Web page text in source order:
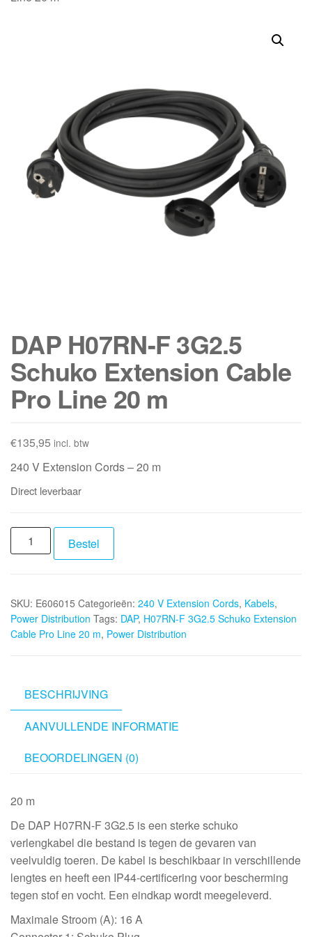
DAP H07RN-F 3G2.5
Schuko Extension Cable
Pro Line 20 m
€135,95 incl. btw
240 V Extension Cords – 20 m
Direct leverbaar
DAP
H07RN-
Schuko
Extension
Cable
m
aantal
Bestel
SKU: E606015 Categorieën: 240 V Extension Cords, Kabels,
Power Distribution Tags: DAP, H07RN-F 3G2.5 Schuko Extension
Cable Pro Line 20 m, Power Distribution
BESCHRIJVING
AANVULLENDE INFORMATIE
BEOORDELINGEN (0)
20 m
De DAP H07RN-F 3G2.5 is een sterke schuko
verlengkabel die bestand is tegen de gevaren van
veelvuldig toeren. De kabel is beschikbaar in verschillende
lengtes en heeft een IP44-certificering voor bescherming
tegen stof en vocht. Een eindkap wordt meegeleverd.
Maximale Stroom (A): 16 A